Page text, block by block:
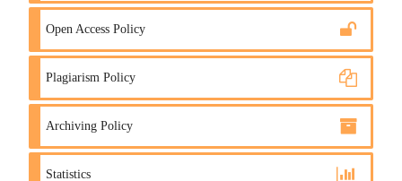
Open Access Policy
Plagiarism Policy
Archiving Policy
Statistics